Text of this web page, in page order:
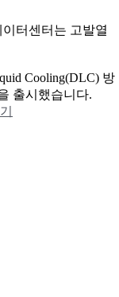
터센터는 고발열
Cooling(DLC) 방
출시했습니다.